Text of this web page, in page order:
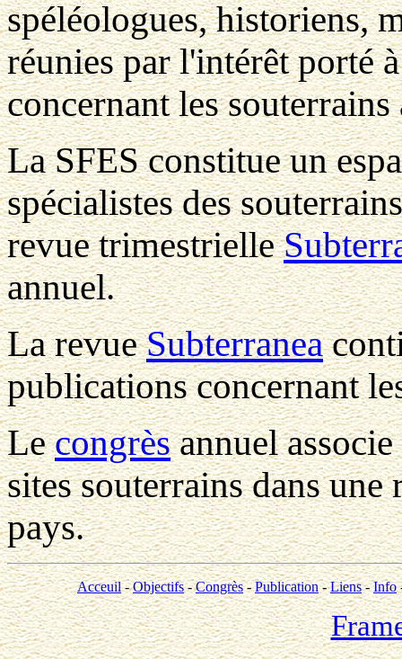
spéléologues, historiens,
réunies par l'intérêt porté
concernant les souterrains
La SFES constitue un
spécialistes des
revue trimestrielle
annuel.
La revueSubterranea
publications concernant
Lecongrèsannuel
sites souterrains dans
pays.
Acceuil-Objectifs-Congrès-Publication-Liens-Info